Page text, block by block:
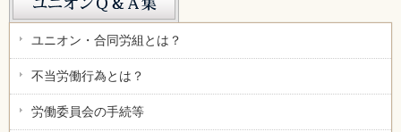
ユニオン・合同労組とは？
不当労働行為とは？
労働委員会の手続等